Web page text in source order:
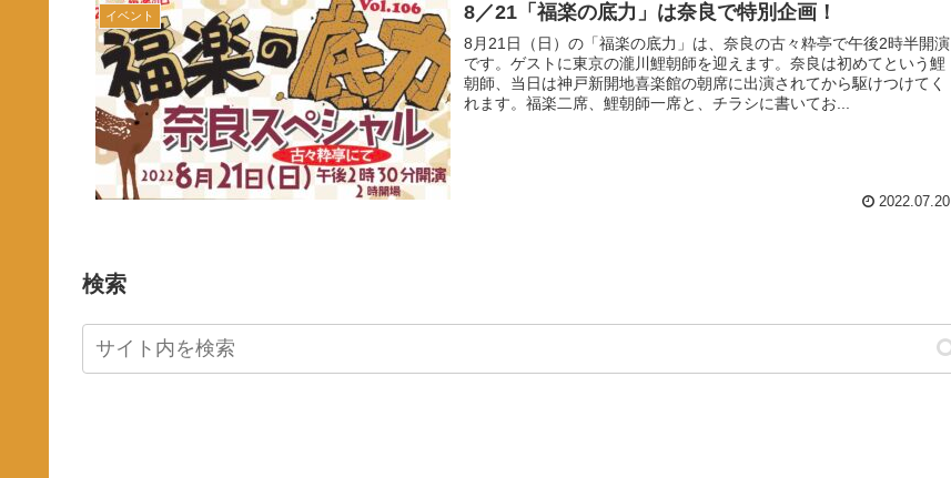
イベント 8／21「福楽の底力」は奈良で特別企画！
8月21日（日）の「福楽の底力」は、奈良の古々粋亭で午後2時半開演
です。ゲストに東京の瀧川鯉朝師を迎えます。奈良は初めてという鯉
朝師、当日は神戸新開地喜楽館の朝席に出演されてから駆けつけてく
れます。福楽二席、鯉朝師一席と、チラシに書いてお...
2022.07.20
検索